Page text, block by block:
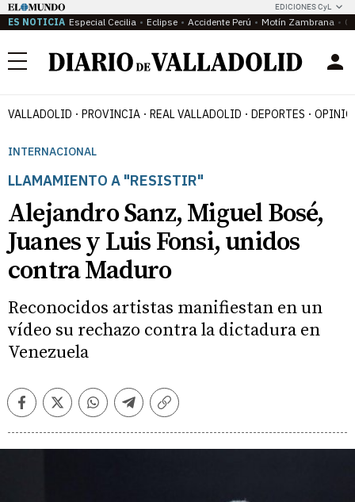
EDICIONES CyL
ES NOTICIA Especial Cecilia Eclipse Accidente Perú Motín Zambrana
Menú
VALLADOLID PROVINCIA REAL VALLADOLID DEPORTES
INTERNACIONAL
LLAMAMIENTO A "RESISTIR"
Alejandro Sanz, Miguel Bosé,
Juanes y Luis Fonsi, unidos
contra Maduro
Reconocidos artistas manifiestan en un
vídeo su rechazo contra la dictadura en
Venezuela
FacebookTwitterWhatsappTelegramCopiar